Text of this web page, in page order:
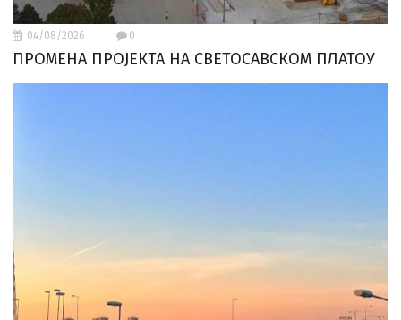
04/08/2026 0
ПРОМЕНА ПРОЈЕКТА НА СВЕТОСАВСКОМ ПЛАТОУ